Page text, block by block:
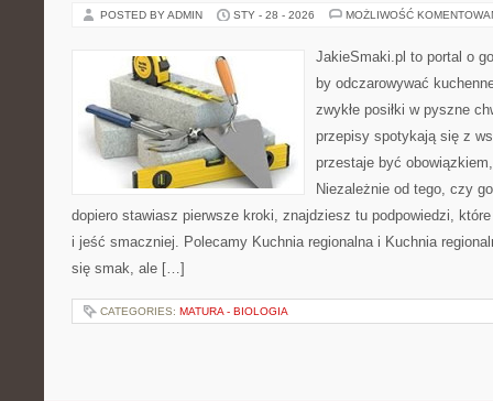
POSTED BY ADMIN STY - 28 - 2026 MOŻLIWOŚĆ
JakieSmaki.pl to portal o
by odczarowywać
zwykłe posiłki w pyszne
przepisy spotykają się z
przestaje być
Niezależnie od tego, czy
dopiero stawiasz pierwsze kroki, znajdziesz tu podpowiedzi,
i jeść smaczniej. Polecamy Kuchnia regionalna i Kuchnia
się smak, ale […]
CATEGORIES: MATURA - BIOLOGIA